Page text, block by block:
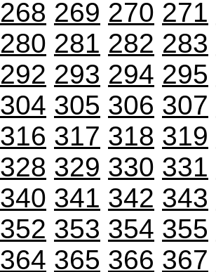
268 269 270 271
280 281 282 283
292 293 294 295
304 305 306 307
316 317 318 319
328 329 330 331
340 341 342 343
352 353 354 355
364 365 366 367